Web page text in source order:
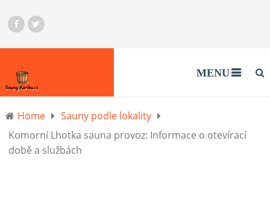
MENU
Home
Sauny podle lokality
Komorní Lhotka sauna provoz: Informace o otevírací
době a službách